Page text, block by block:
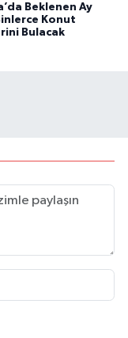
Beklenen Ay
Konut
Bulacak